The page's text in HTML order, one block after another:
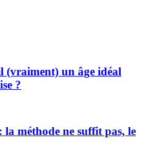
un âge idéal
?
méthode ne suffit pas, le